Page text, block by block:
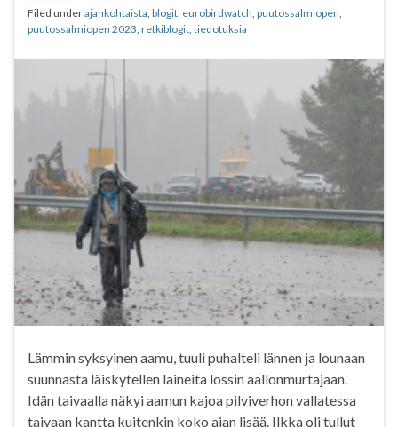
Filed underajankohtaista blogit eurobirdwatch puutossalmiopen
puutossalmiopen 2023 retkiblogit tiedotuksia
Lämmin syksyinen aamu, tuuli puhalteli lännen ja lounaan
suunnasta läiskytellen laineita lossin aallonmurtajaan.
Idän taivaalla näkyi aamun kajoa pilviverhon vallatessa
taivaan kantta kuitenkin koko ajan lisää. Ilkka oli tullut